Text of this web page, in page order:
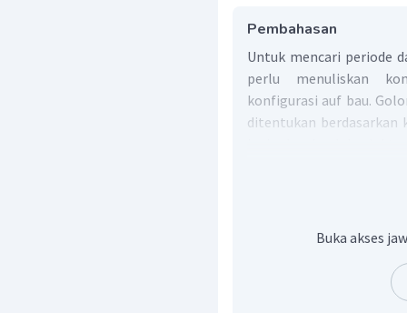
Pembahasan
Untuk mencari periode
perlu menuliskan
konfigurasi auf bau.
ditentukan
Golongan utama
Golongan transisi
elektron valensi
Untuk lantanida dan
Buka akses